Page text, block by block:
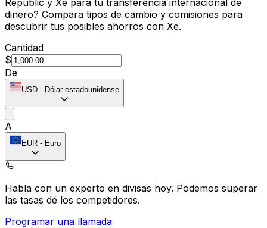
dinero? Compara tipos de cambio y comisiones para
descubrir tus posibles ahorros con Xe.
Cantidad
$
De
USD - Dólar estadounidense
A
EUR - Euro
Habla con un experto en divisas hoy. Podemos superar
las tasas de los competidores.
Programar una llamada